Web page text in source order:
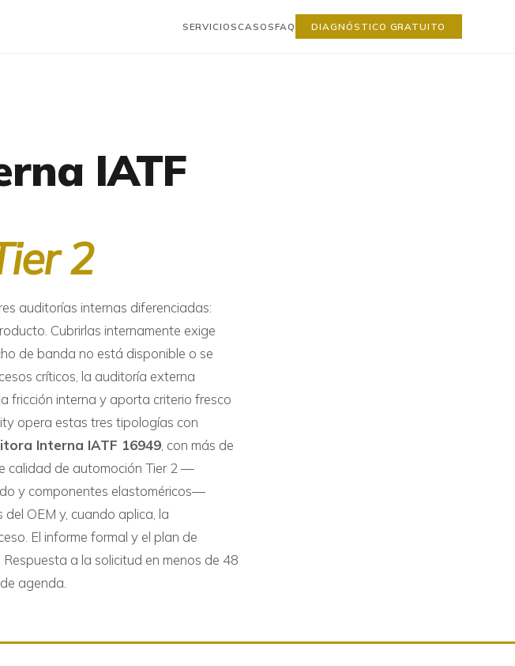
SERVICIOS CASOSFAQ DIAGNÓSTICO GRATUITO
IATF
2
auditorías internas diferenciadas:
Cubrirlas internamente exige
de banda no está disponible o se
críticos, la auditoría externa
fricción interna y aporta criterio fresco
opera estas tres tipologías con
Interna IATF 16949 , con más de
calidad de automoción Tier 2 —
y componentes elastoméricos—
OEM y, cuando aplica, la
El informe formal y el plan de
a la solicitud en menos de 48
agenda.